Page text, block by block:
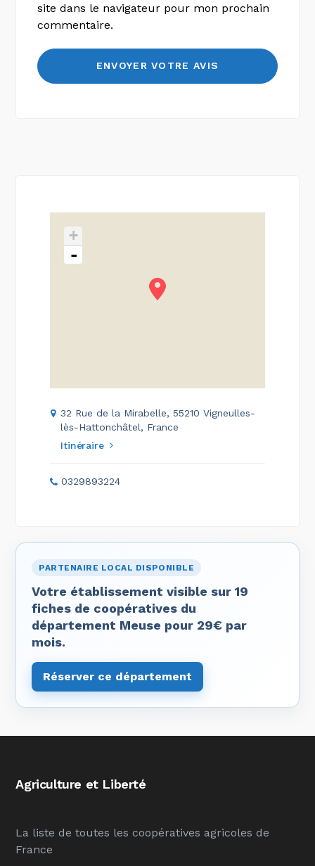
site dans le navigateur pour mon prochain
commentaire.
+
-
32 Rue de la Mirabelle, 55210 Vigneulles-
lès-Hattonchâtel, France
Itinéraire
0329893224
PARTENAIRE LOCAL DISPONIBLE
Votre établissement visible sur 19
fiches de coopératives du
département Meuse pour 29€ par
mois.
Réserver ce département
Agriculture et Liberté
La liste de toutes les coopératives agricoles de
France